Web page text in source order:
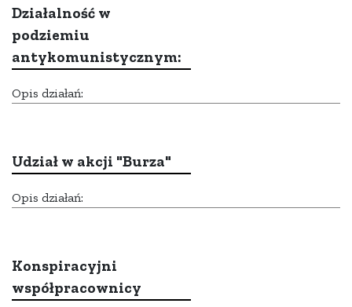
Działalność w
podziemiu
antykomunistycznym:
Opis działań:
Udział w akcji "Burza"
Opis działań:
Konspiracyjni
współpracownicy